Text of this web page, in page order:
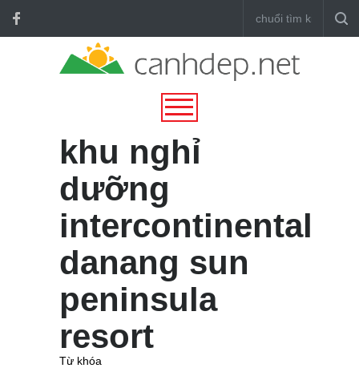
khu nghỉ
dưỡng
intercontinental
danang sun
peninsula
resort
Từ khóa